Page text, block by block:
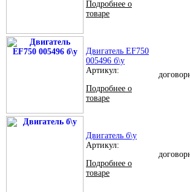
Подробнее о
товаре
Двигатель EF750
005496 б\у
Артикул:
Подробнее о
товаре
Двигатель б\у
Артикул:
Подробнее о
товаре